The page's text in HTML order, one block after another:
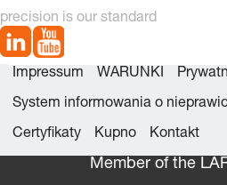
precision is our standard
Impressum WARUNKI
System informowania o
Certyfikaty Kupno Kontakt
Member of the